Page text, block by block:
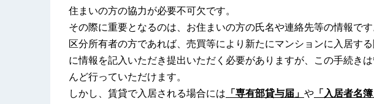
住まいの方の協力が必要不可欠です。
その際に重要となるのは、お住まいの方の氏名や連絡先等の情報です
区分所有者の方であれば、売買等により新たにマンションに入居す
に情報を記入いただき提出いただく必要がありますが、この手続き
んど行っていただけます。
しかし、賃貸で入居される場合には 「専有部貸与届」 や 「入居者名簿